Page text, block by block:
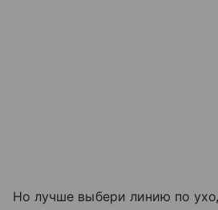
Но лучше выбери линию по